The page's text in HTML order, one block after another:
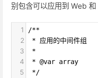
别包含可以应用到 Web 和
1 /**
2 * 应用的中间件组
3 *
4 * @var array
5 */